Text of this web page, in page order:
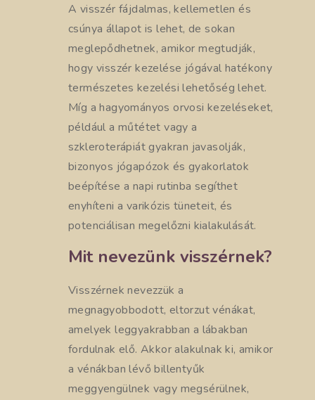
A visszér fájdalmas, kellemetlen és
csúnya állapot is lehet, de sokan
meglepődhetnek, amikor megtudják,
hogy visszér kezelése jógával hatékony
természetes kezelési lehetőség lehet.
Míg a hagyományos orvosi kezeléseket,
például a műtétet vagy a
szkleroterápiát gyakran javasolják,
bizonyos jógapózok és gyakorlatok
beépítése a napi rutinba segíthet
enyhíteni a varikózis tüneteit, és
potenciálisan megelőzni kialakulását.
Mit nevezünk visszérnek?
Visszérnek nevezzük a
megnagyobbodott, eltorzut vénákat,
amelyek leggyakrabban a lábakban
fordulnak elő. Akkor alakulnak ki, amikor
a vénákban lévő billentyűk
meggyengülnek vagy megsérülnek,